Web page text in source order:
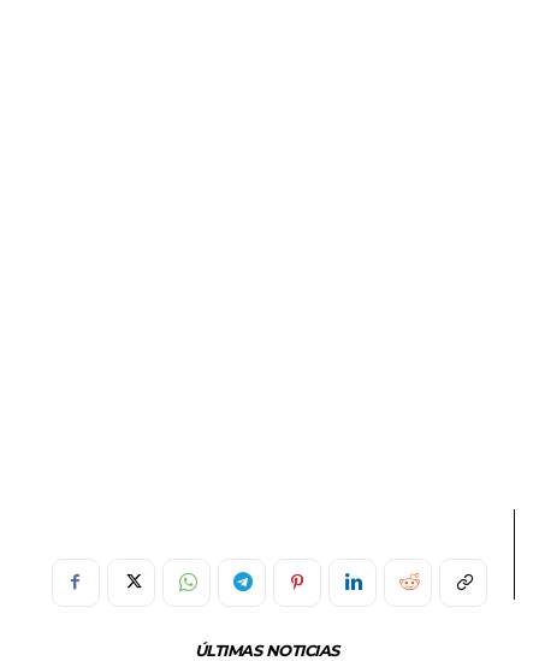
ÚLTIMAS NOTICIAS